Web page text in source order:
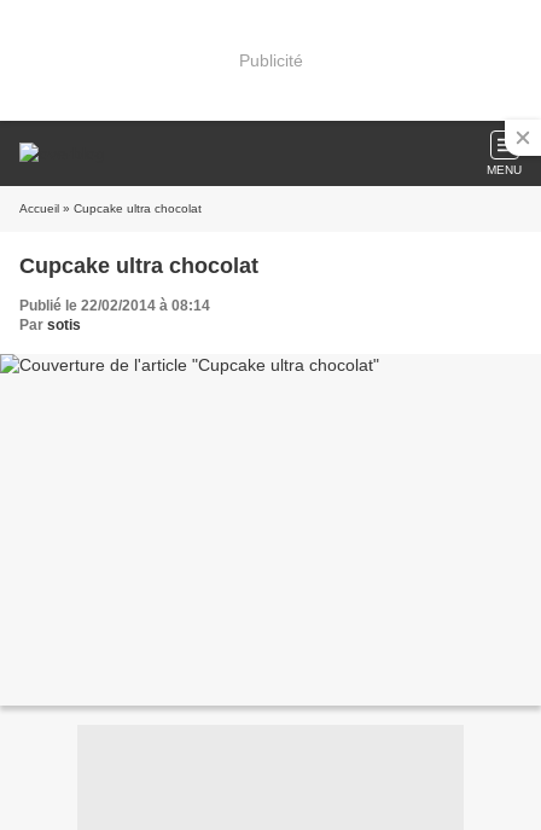
Publicité
MENU
Accueil » Cupcake ultra chocolat
Cupcake ultra chocolat
Publié le 22/02/2014 à 08:14
Par sotis